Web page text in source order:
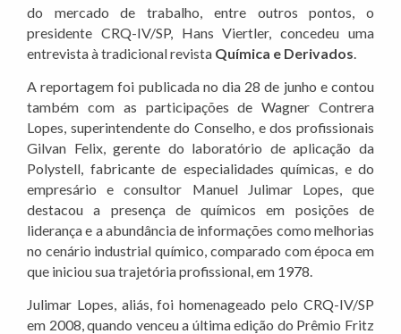
do mercado de trabalho, entre outros pontos, o
presidente CRQ-IV/SP, Hans Viertler, concedeu uma
entrevista à tradicional revista Química e Derivados
A reportagem foi publicada no dia 28 de junho e contou
também com as participações de Wagner Contrera
Lopes, superintendente do Conselho, e dos profissionais
Gilvan Felix, gerente do laboratório de aplicação da
Polystell, fabricante de especialidades químicas, e do
empresário e consultor Manuel Julimar Lopes, que
destacou a presença de químicos em posições de
liderança e a abundância de informações como melhorias
no cenário industrial químico, comparado com época em
que iniciou sua trajetória profissional, em 1978.
Julimar Lopes, aliás, foi homenageado pelo CRQ-IV/SP
em 2008, quando venceu a última edição do Prêmio Fritz